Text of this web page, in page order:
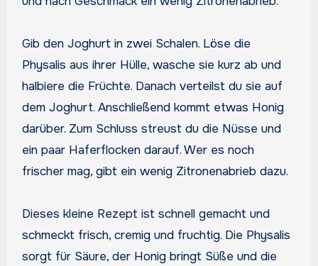
Gib den Joghurt in zwei Schalen. Löse die
Physalis aus ihrer Hülle, wasche sie kurz ab und
halbiere die Früchte. Danach verteilst du sie auf
dem Joghurt. Anschließend kommt etwas Honig
darüber. Zum Schluss streust du die Nüsse und
ein paar Haferflocken darauf. Wer es noch
frischer mag, gibt ein wenig Zitronenabrieb dazu.
Dieses kleine Rezept ist schnell gemacht und
schmeckt frisch, cremig und fruchtig. Die Physalis
sorgt für Säure, der Honig bringt Süße und die